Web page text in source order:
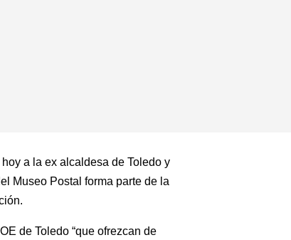
a la ex alcaldesa de Toledo y
Museo Postal forma parte de la
de Toledo “que ofrezcan de